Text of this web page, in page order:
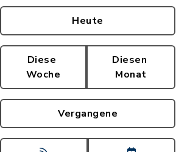
Heute
Diese
Woche
Diesen
Monat
Vergangene